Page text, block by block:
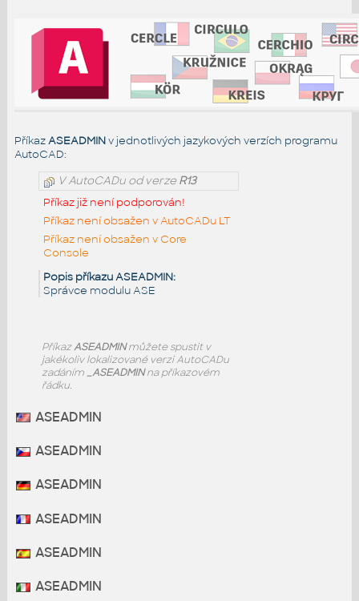
PříkazASEADMINv jednotlivých jazykových verzích programu
AutoCAD:
V AutoCADu od verzeR13
Příkaz již není podporován!
Příkaz není obsažen v AutoCADu LT
Příkaz není obsažen v Core
Console
Popis příkazu ASEADMIN:
Správce modulu ASE
PříkazASEADMINmůžete spustit v
jakékoliv lokalizované verzi AutoCADu
zadáním _ASEADMINna příkazovém
řádku.
ASEADMIN
ASEADMIN
ASEADMIN
ASEADMIN
ASEADMIN
ASEADMIN